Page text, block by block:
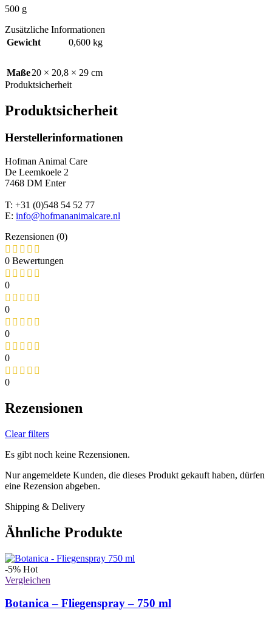
500 g
Zusätzliche Informationen
Gewicht
0,600 kg
Maße20 × 20,8 × 29 cm
Produktsicherheit
Produktsicherheit
Herstellerinformationen
Hofman Animal Care
De Leemkoele 2
7468 DM Enter
T: +31 (0)548 54 52 77
E: info@hofmananimalcare.nl
Rezensionen (0)
0 Bewertungen
0
0
0
0
0
Rezensionen
Clear filters
Es gibt noch keine Rezensionen.
Nur angemeldete Kunden, die dieses Produkt gekauft haben, dürfen
eine Rezension abgeben.
Shipping & Delivery
Ähnliche Produkte
-5% Hot
Vergleichen
Botanica – Fliegenspray – 750 ml